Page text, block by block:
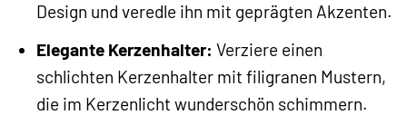
Design und veredle ihn mit geprägten Akzenten.
Elegante Kerzenhalter: Verziere einen
schlichten Kerzenhalter mit filigranen Mustern,
die im Kerzenlicht wunderschön schimmern.